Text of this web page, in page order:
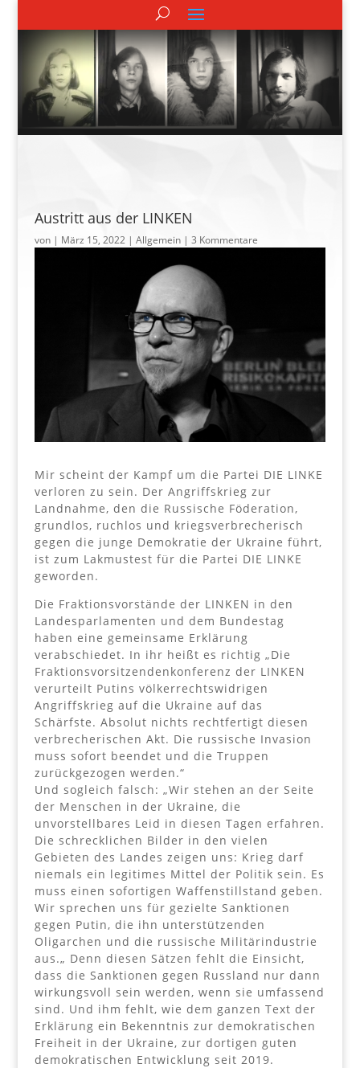
Austritt aus der LINKEN
von | März 15, 2022| Allgemein | 3 Kommentare
Mir scheint der Kampf um die Partei DIE LINKE
verloren zu sein. Der Angriffskrieg zur
Landnahme, den die Russische Föderation,
grundlos, ruchlos und kriegsverbrecherisch
gegen die junge Demokratie der Ukraine führt,
ist zum Lakmustest für die Partei DIE LINKE
geworden.
Die Fraktionsvorstände der LINKEN in den
Landesparlamenten und dem Bundestag
haben eine gemeinsame Erklärung
verabschiedet. In ihr heißt es richtig „Die
Fraktionsvorsitzendenkonferenz der LINKEN
verurteilt Putins völkerrechtswidrigen
Angriffskrieg auf die Ukraine auf das
Schärfste. Absolut nichts rechtfertigt diesen
verbrecherischen Akt. Die russische Invasion
muss sofort beendet und die Truppen
zurückgezogen werden.“
Und sogleich falsch: „Wir stehen an der Seite
der Menschen in der Ukraine, die
unvorstellbares Leid in diesen Tagen erfahren.
Die schrecklichen Bilder in den vielen
Gebieten des Landes zeigen uns: Krieg darf
niemals ein legitimes Mittel der Politik sein. Es
muss einen sofortigen Waffenstillstand geben.
Wir sprechen uns für gezielte Sanktionen
gegen Putin, die ihn unterstützenden
Oligarchen und die russische Militärindustrie
aus.„ Denn diesen Sätzen fehlt die Einsicht,
dass die Sanktionen gegen Russland nur dann
wirkungsvoll sein werden, wenn sie umfassend
sind. Und ihm fehlt, wie dem ganzen Text der
Erklärung ein Bekenntnis zur demokratischen
Freiheit in der Ukraine, zur dortigen guten
demokratischen Entwicklung seit 2019.